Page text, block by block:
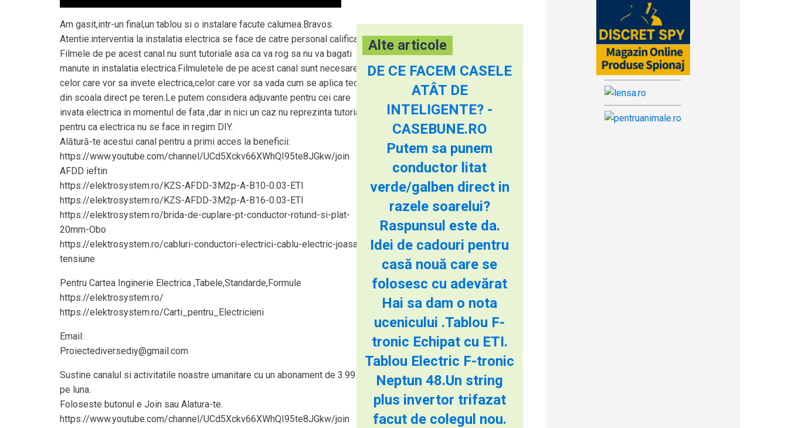
Am gasit,intr-un final,un tablou si o instalare facute calumea.Bravos.
Atentie:interventia la instalatia electrica se face de catre personal calificat.
Filmele de pe acest canal nu sunt tutoriale asa ca va rog sa nu va bagati
manute in instalatia electrica.Filmuletele de pe acest canal sunt necesare
celor care vor sa invete electrica,celor care vor sa vada cum se aplica teoria
din scoala direct pe teren.Le putem considera adjuvante pentru cei care
invata electrica in momentul de fata ,dar in nici un caz nu reprezinta tutoriale
pentru ca electrica nu se face in regim DIY.
Alătură-te acestui canal pentru a primi acces la beneficii:
https://www.youtube.com/channel/UCd5Xckv66XWhQI95te8JGkw/join
AFDD ieftin
https://elektrosystem.ro/KZS-AFDD-3M2p-A-B10-0.03-ETI
https://elektrosystem.ro/KZS-AFDD-3M2p-A-B16-0.03-ETI
https://elektrosystem.ro/brida-de-cuplare-pt-conductor-rotund-si-plat-
20mm-Obo
https://elektrosystem.ro/cabluri-conductori-electrici-cablu-electric-joasa-
tensiune
Pentru Cartea Inginerie Electrica ,Tabele,Standarde,Formule
https://elektrosystem.ro/
https://elektrosystem.ro/Carti_pentru_Electricieni
Email:
Proiectediversediy@gmail.com
Sustine canalul si activitatile noastre umanitare cu un abonament de 3.99 ron
pe luna.
Foloseste butonul e Join sau Alatura-te.
https://www.youtube.com/channel/UCd5Xckv66XWhQI95te8JGkw/join
Alte articole
DE CE FACEM CASELE
ATÂT DE
INTELIGENTE? -
CASEBUNE.RO
Putem sa punem
conductor litat
verde/galben direct in
razele soarelui?
Raspunsul este da.
Idei de cadouri pentru
casă nouă care se
folosesc cu adevărat
Hai sa dam o nota
ucenicului .Tablou F-
tronic Echipat cu ETI.
Tablou Electric F-tronic
Neptun 48.Un string
plus invertor trifazat
facut de colegul nou.